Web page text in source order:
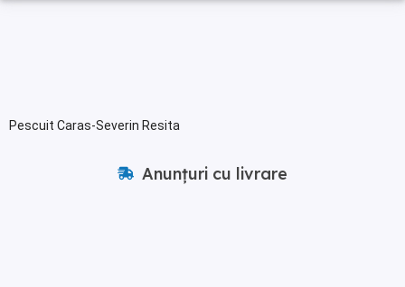
Pescuit Caras-Severin Resita
Anunțuri cu livrare